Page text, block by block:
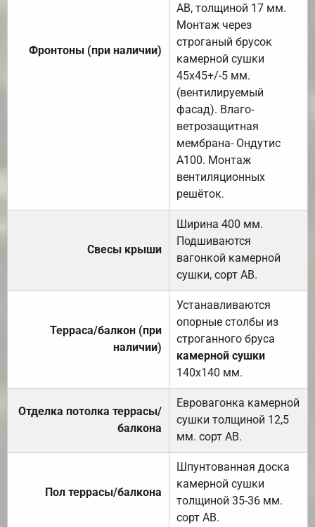
Фронтоны (при наличии)
АВ, толщиной 17 мм.
Монтаж через
строганый брусок
камерной сушки
45х45+/-5 мм.
(вентилируемый
фасад). Влаго-
ветрозащитная
мембрана- Ондутис
А100. Монтаж
вентиляционных
решёток.
Свесы крыши
Ширина 400 мм.
Подшиваются
вагонкой камерной
сушки, сорт АВ.
Терраса/балкон (при
наличии)
Устанавливаются
опорные столбы из
строганного бруса
камерной сушки
140х140 мм.
Отделка потолка террасы/
балкона
Евровагонка камерной
сушки толщиной 12,5
мм. сорт АВ.
Пол террасы/балкона
Шпунтованная доска
камерной сушки
толщиной 35-36 мм.
сорт АВ.